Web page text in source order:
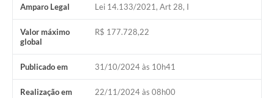
IPTU
Legislação
Editais
Telefones Úteis
Amparo Legal Lei 14.133/2021, Art 28, I
Valor máximo
global
R$ 177.728,22
Publicado em 31/10/2024 às 10h41
Realização em 22/11/2024 às 08h00